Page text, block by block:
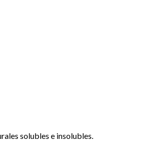
solubles e insolubles.